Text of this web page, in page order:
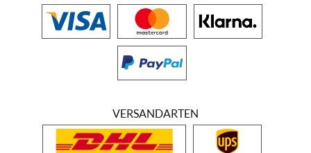
VERSANDARTEN